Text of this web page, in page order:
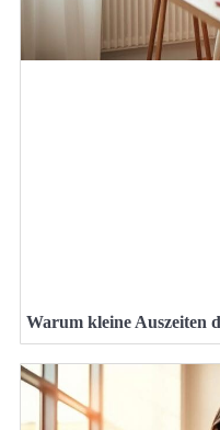
Warum kleine Auszeiten